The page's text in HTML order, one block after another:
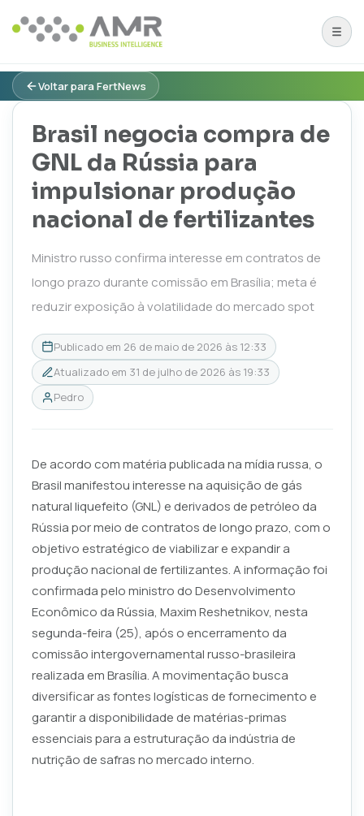
Voltar para FertNews
Brasil negocia compra de
GNL da Rússia para
impulsionar produção
nacional de fertilizantes
Ministro russo confirma interesse em contratos de
longo prazo durante comissão em Brasília; meta é
reduzir exposição à volatilidade do mercado spot
Publicado em 26 de maio de 2026 às 12:33
Atualizado em 31 de julho de 2026 às 19:33
Pedro
De acordo com matéria publicada na mídia russa, o
Brasil manifestou interesse na aquisição de gás
natural liquefeito (GNL) e derivados de petróleo da
Rússia por meio de contratos de longo prazo, com o
objetivo estratégico de viabilizar e expandir a
produção nacional de fertilizantes. A informação foi
confirmada pelo ministro do Desenvolvimento
Econômico da Rússia, Maxim Reshetnikov, nesta
segunda-feira (25), após o encerramento da
comissão intergovernamental russo-brasileira
realizada em Brasília. A movimentação busca
diversificar as fontes logísticas de fornecimento e
garantir a disponibilidade de matérias-primas
essenciais para a estruturação da indústria de
nutrição de safras no mercado interno.